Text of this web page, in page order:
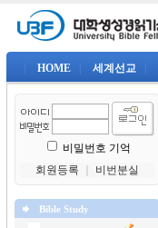
HOME 세계선교
비밀번호 기억
회원등록
비번분실
Bible Study